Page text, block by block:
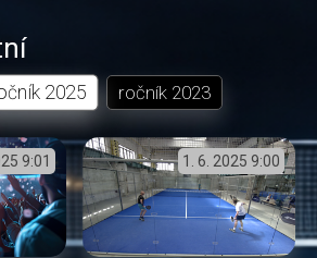
2025 ročník 2023
9:01 1. 6. 2025 9:00